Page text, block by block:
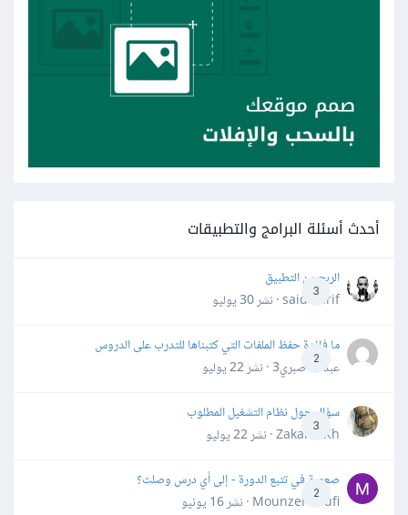
أحدث أسئلة البرامج والتطبيقات
3
الربح من التطبيق
said darif · نشر
30 يوليو
2
ما فائدة حفظ الملفات التي كتبناها للتدرب على الدروس
عبدالله صبري3 · نشر
22 يوليو
3
سؤال حول نظام التشغيل المطلوب
Zakaria Kh · نشر
22 يوليو
2
صعوبة في تتبع الدورة - إلى أي درس وصلت؟
Mounzer Soufi · نشر
16 يونيو